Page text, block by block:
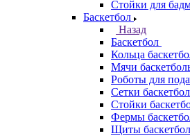
Стойки для
Баскетбол
Назад
Баскетбол
Кольца
Мячи
Роботы для
Сетки
Стойки
Фермы
Щиты